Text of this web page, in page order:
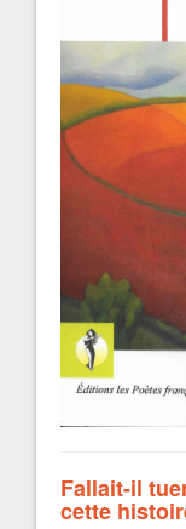
Fallait-il
cette